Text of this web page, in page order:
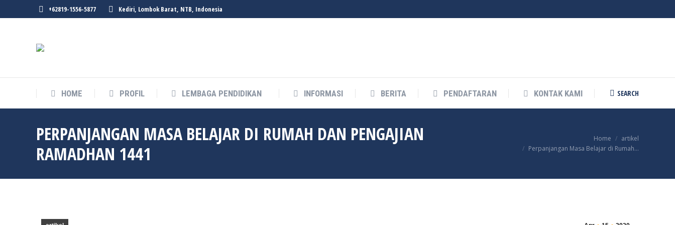
+62819-1556-5877 Kediri, Lombok Barat, NTB, Indonesia
HOME PROFIL LEMBAGA PENDIDIKAN INFORMASI BERITA PENDAFTARAN KONTAK KAMI Search:
SEARCH
PERPANJANGAN MASA BELAJAR DI RUMAH DAN PENGAJIAN
RAMADHAN 1441
Home
artikel
Perpanjangan Masa Belajar di Rumah…